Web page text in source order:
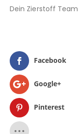
Dein Zierstoff Team
Facebook
Google+
Pinterest